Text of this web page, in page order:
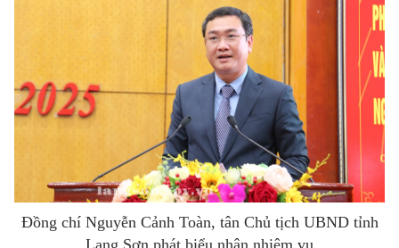
Đồng chí Nguyễn Cảnh Toàn, tân Chủ tịch UBND tỉnh